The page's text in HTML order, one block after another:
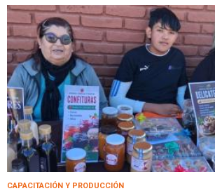
CAPACITACIÓN Y PRODUCCIÓN